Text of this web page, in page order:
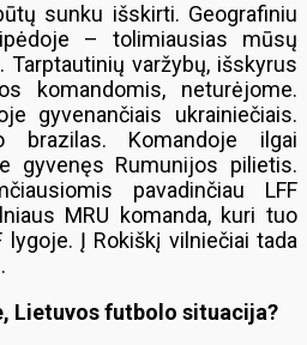
sunku išskirti. Geografiniu
– tolimiausias mūsų
Tarptautinių varžybų, išskyrus
komandomis, neturėjome.
gyvenančiais ukrainiečiais.
brazilas. Komandoje ilgai
gyvenęs Rumunijos pilietis.
pavadinčiau LFF
MRU komanda, kuri tuo
Į Rokiškį vilniečiai tada
Lietuvos futbolo situacija?